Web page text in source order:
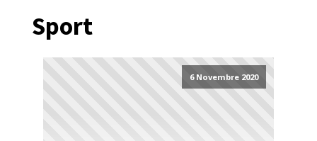
Sport
6 Novembre 2020